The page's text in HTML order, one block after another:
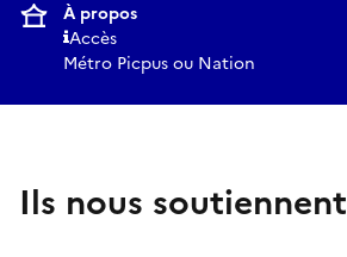
À propos
Accès
Métro Picpus ou Nation
Ils nous soutiennent